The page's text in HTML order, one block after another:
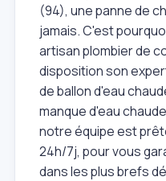
(94), une panne de
jamais. C'est
artisan plombier de
disposition son
de ballon d'eau
manque d'eau
notre équipe est
24h/7j, pour vous
dans les plus brefs